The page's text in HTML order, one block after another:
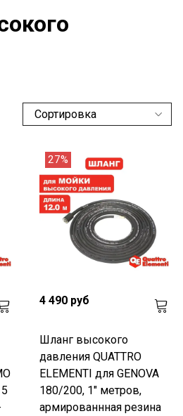
27%
4 490 руб
Шланг высокого
давления QUATTRO
ELEMENTI для GENOVA
180/200, 1" метров,
армированнная резина